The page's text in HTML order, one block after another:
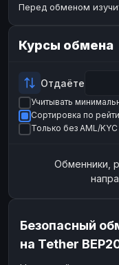
Payoneer
ЮMoney
Binance
Перед обменом
Курсы обмена
Отдаёте
Учитывать
Сортировка по
Только без AML/KYC
Обменники,
Безопасный
на Tether